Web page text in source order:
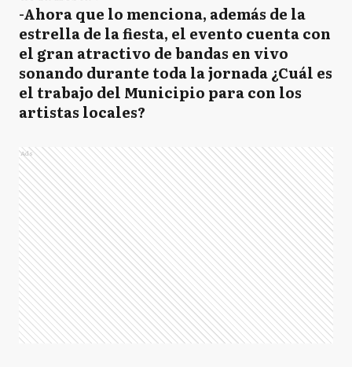
-Ahora que lo menciona, además de la
estrella de la fiesta, el evento cuenta con
el gran atractivo de bandas en vivo
sonando durante toda la jornada ¿Cuál es
el trabajo del Municipio para con los
artistas locales?
Ads